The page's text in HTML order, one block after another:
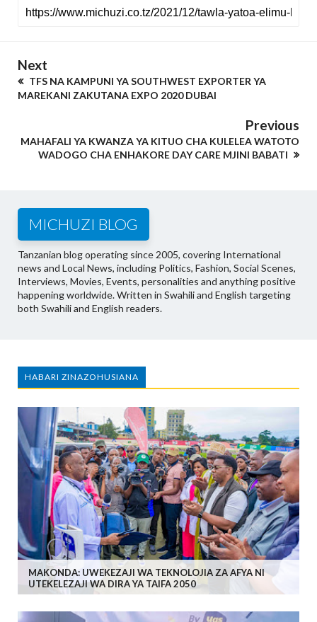
Next
TFS NA KAMPUNI YA SOUTHWEST EXPORTER YA
MAREKANI ZAKUTANA EXPO 2020 DUBAI
Previous
MAHAFALI YA KWANZA YA KITUO CHA KULELEA WATOTO
WADOGO CHA ENHAKORE DAY CARE MJINI BABATI
MICHUZI BLOG
Tanzanian blog operating since 2005, covering International
news and Local News, including Politics, Fashion, Social Scenes,
Interviews, Movies, Events, personalities and anything positive
happening worldwide. Written in Swahili and English targeting
both Swahili and English readers.
HABARI ZINAZOHUSIANA
MAKONDA: UWEKEZAJI WA TEKNOLOJIA ZA AFYA NI
UTEKELEZAJI WA DIRA YA TAIFA 2050